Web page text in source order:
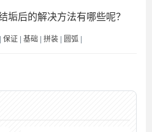
垢后的解决方法有哪些呢？
| 保证 | 基础 | 拼装 | 圆弧 |